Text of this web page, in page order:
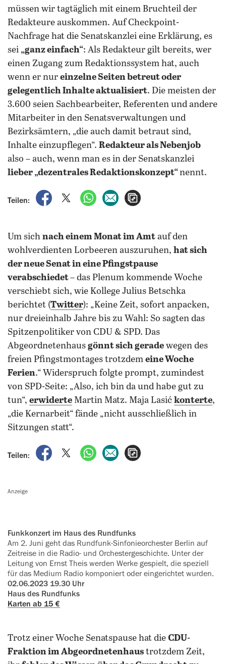
müssen wir tagtäglich mit einem Bruchteil der
Redakteure auskommen. Auf Checkpoint-
Nachfrage hat die Senatskanzlei eine Erklärung, es
sei „ganz einfach“: Als Redakteur gilt bereits, wer
einen Zugang zum Redaktionssystem hat, auch
wenn er nur einzelne Seiten betreut oder
gelegentlich Inhalte aktualisiert. Die meisten der
3.600 seien Sachbearbeiter, Referenten und andere
Mitarbeiter in den Senatsverwaltungen und
Bezirksämtern, „die auch damit betraut sind,
Inhalte einzupflegen“. Redakteur als Nebenjob
also – auch, wenn man es in der Senatskanzlei
lieber „dezentrales Redaktionskonzept“nennt.
Teilen:
auf Facebook teilen
auf X teilenper WhatsApp teilen
per E-Mail teilen
Um sich nach einem Monat im Amt auf den
wohlverdienten Lorbeeren auszuruhen, hat sich
der neue Senat in eine Pfingstpause
verabschiedet– das Plenum kommende Woche
verschiebt sich, wie Kollege Julius Betschka
berichtet (Twitter): „Keine Zeit, sofort anpacken,
nur dreieinhalb Jahre bis zu Wahl: So sagten das
Spitzenpolitiker von CDU & SPD. Das
Abgeordnetenhaus gönnt sich gerade wegen des
freien Pfingstmontages trotzdem eine Woche
Ferien.“ Widerspruch folgte prompt, zumindest
von SPD-Seite: „Also, ich bin da und habe gut zu
tun“, erwiderte Martin Matz. Maja Lasić konterte,
„die Kernarbeit“ fände „nicht ausschließlich in
Sitzungen statt“.
Teilen:
auf Facebook teilen
auf X teilenper WhatsApp teilen
per E-Mail teilen
Anzeige
Funkkonzert im Haus des Rundfunks
Am 2. Juni geht das Rundfunk-Sinfonieorchester Berlin auf
Zeitreise in die Radio- und Orchestergeschichte. Unter der
Leitung von Ernst Theis werden Werke gespielt, die speziell
für das ‍Medium Radio komponiert oder eingerichtet wurden.
02.06.2023 19.30 Uhr
Haus des Rundfunks
Karten ab 15 €
Trotz einer Woche Senatspause hat die CDU-
Fraktion im Abgeordnetenhaus trotzdem Zeit,